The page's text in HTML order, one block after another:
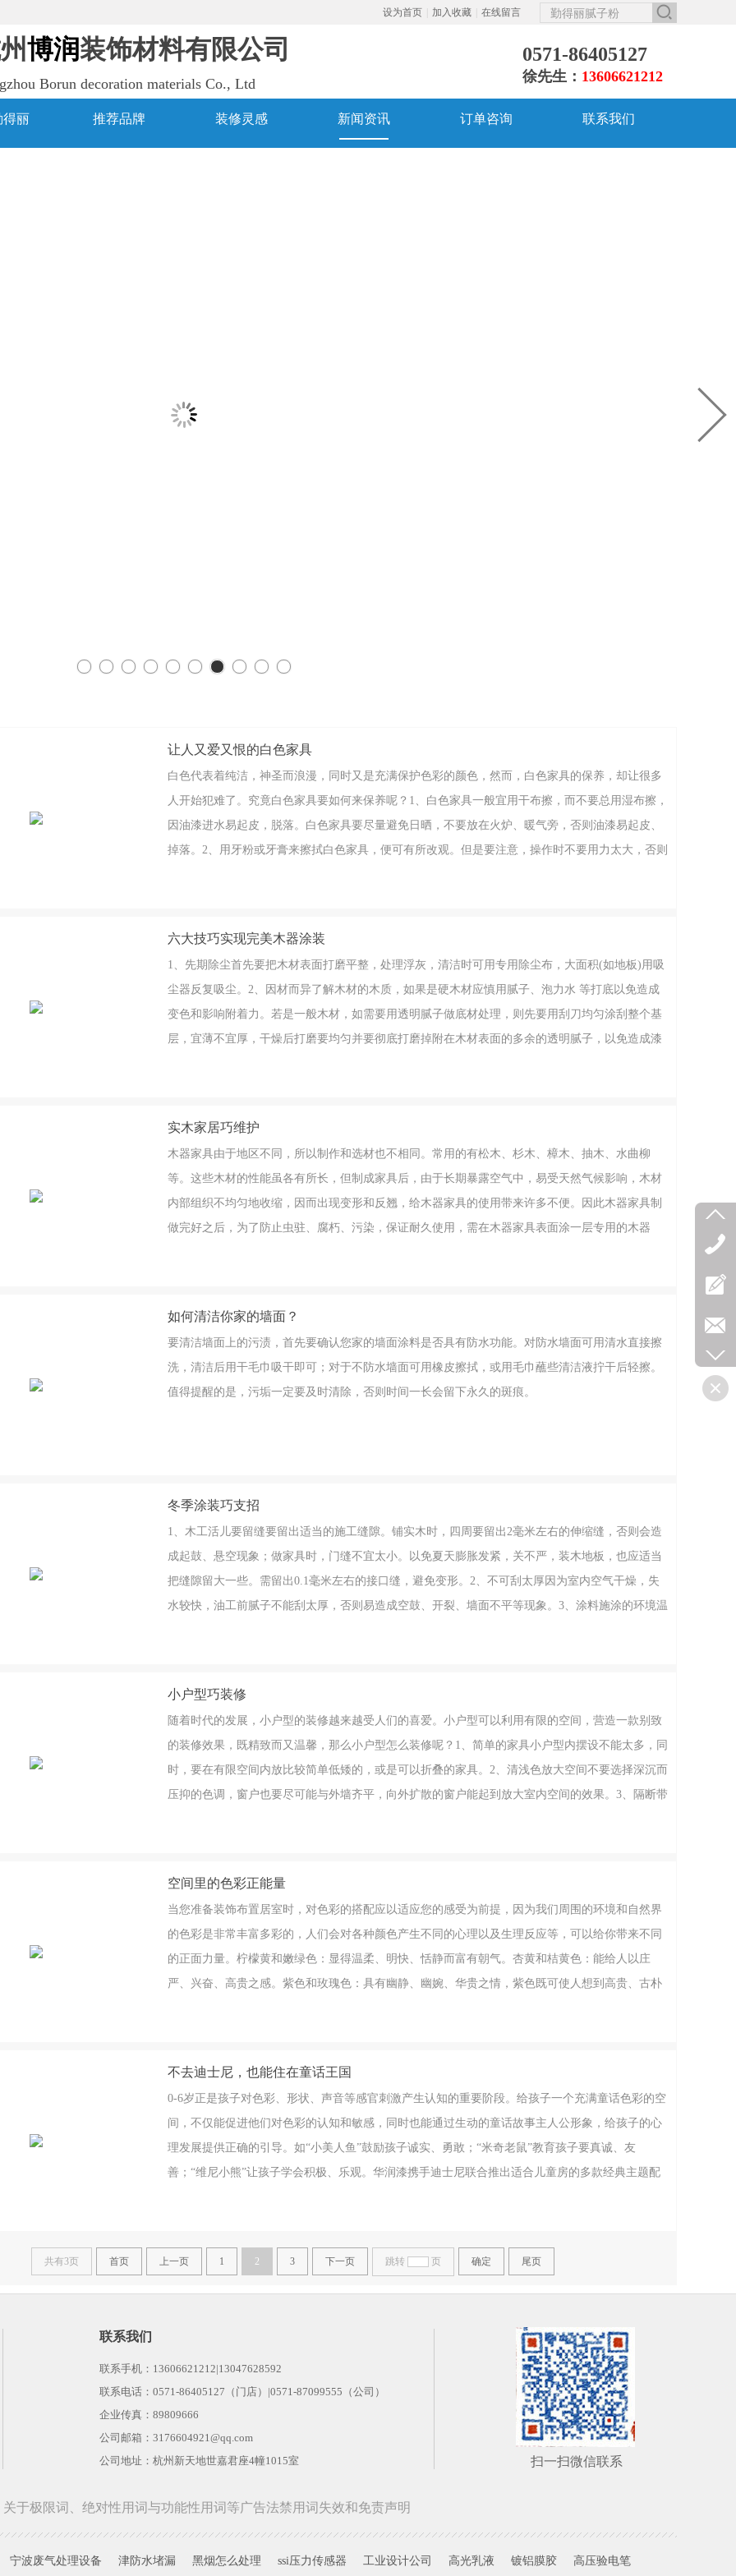
0571-86405127
徐先生： 13606621212
博润装饰材料有限公司
Borun decoration materials Co., Ltd
设为首页 加入收藏 在线留言
得丽 推荐品牌 装修灵感 新闻资讯 订单咨询 联系我们
让人又爱又恨的白色家具
白色代表着纯洁，神圣而浪漫，同时又是充满保护色彩的颜色，然而，白色家具的保养，却让很多
人开始犯难了。究竟白色家具要如何来保养呢？1、白色家具一般宜用干布擦，而不要总用湿布擦，
因油漆进水易起皮，脱落。白色家具要尽量避免日晒，不要放在火炉、暖气旁，否则油漆易起皮、
掉落。2、用牙粉或牙膏来擦拭白色家具，便可有所改观。但是要注意，操作时不要用力太大，否则
六大技巧实现完美木器涂装
1、先期除尘首先要把木材表面打磨平整，处理浮灰，清洁时可用专用除尘布，大面积(如地板)用吸
尘器反复吸尘。2、因材而异了解木材的木质，如果是硬木材应慎用腻子、泡力水 等打底以免造成
变色和影响附着力。若是一般木材，如需要用透明腻子做底材处理，则先要用刮刀均匀涂刮整个基
层，宜薄不宜厚，干燥后打磨要均匀并要彻底打磨掉附在木材表面的多余的透明腻子，以免造成漆
实木家居巧维护
木器家具由于地区不同，所以制作和选材也不相同。常用的有松木、杉木、樟木、抽木、水曲柳
等。这些木材的性能虽各有所长，但制成家具后，由于长期暴露空气中，易受天然气候影响，木材
内部组织不均匀地收缩，因而出现变形和反翘，给木器家具的使用带来许多不便。因此木器家具制
做完好之后，为了防止虫驻、腐朽、污染，保证耐久使用，需在木器家具表面涂一层专用的木器
如何清洁你家的墙面？
要清洁墙面上的污渍，首先要确认您家的墙面涂料是否具有防水功能。对防水墙面可用清水直接擦
洗，清洁后用干毛巾吸干即可；对于不防水墙面可用橡皮擦拭，或用毛巾蘸些清洁液拧干后轻擦。
值得提醒的是，污垢一定要及时清除，否则时间一长会留下永久的斑痕。
冬季涂装巧支招
1、木工活儿要留缝要留出适当的施工缝隙。铺实木时，四周要留出2毫米左右的伸缩缝，否则会造
成起鼓、悬空现象；做家具时，门缝不宜太小。以免夏天膨胀发紧，关不严，装木地板，也应适当
把缝隙留大一些。需留出0.1毫米左右的接口缝，避免变形。2、不可刮太厚因为室内空气干燥，失
水较快，油工前腻子不能刮太厚，否则易造成空鼓、开裂、墙面不平等现象。3、涂料施涂的环境温
小户型巧装修
随着时代的发展，小户型的装修越来越受人们的喜爱。小户型可以利用有限的空间，营造一款别致
的装修效果，既精致而又温馨，那么小户型怎么装修呢？1、简单的家具小户型内摆设不能太多，同
时，要在有限空间内放比较简单低矮的，或是可以折叠的家具。2、清浅色放大空间不要选择深沉而
压抑的色调，窗户也要尽可能与外墙齐平，向外扩散的窗户能起到放大室内空间的效果。3、隔断带
空间里的色彩正能量
当您准备装饰布置居室时，对色彩的搭配应以适应您的感受为前提，因为我们周围的环境和自然界
的色彩是非常丰富多彩的，人们会对各种颜色产生不同的心理以及生理反应等，可以给你带来不同
的正面力量。柠檬黄和嫩绿色：显得温柔、明快、恬静而富有朝气。杏黄和桔黄色：能给人以庄
严、兴奋、高贵之感。紫色和玫瑰色：具有幽静、幽婉、华贵之情，紫色既可使人想到高贵、古朴
不去迪士尼，也能住在童话王国
0-6岁正是孩子对色彩、形状、声音等感官刺激产生认知的重要阶段。给孩子一个充满童话色彩的空
间，不仅能促进他们对色彩的认知和敏感，同时也能通过生动的童话故事主人公形象，给孩子的心
理发展提供正确的引导。如“小美人鱼”鼓励孩子诚实、勇敢；“米奇老鼠”教育孩子要真诚、友
善；“维尼小熊”让孩子学会积极、乐观。华润漆携手迪士尼联合推出适合儿童房的多款经典主题配
共有3页 首页 上一页 1 2 3 下一页 跳转 页 确定 尾页
联系我们
联系手机：13606621212|13047628592
联系电话：0571-86405127（门店）|0571-87099555（公司）
企业传真：89809666
公司邮箱：3176604921@qq.com
公司地址：杭州新天地世嘉君座4幢1015室
宁波废气处理设备 津防水堵漏 黑烟怎么处理 ssi压力传感器 工业设计公司 高光乳液 镀铝膜胶 高压验电笔
扫一扫微信联系
关于极限词、绝对性用词与功能性用词等广告法禁用词失效和免责声明